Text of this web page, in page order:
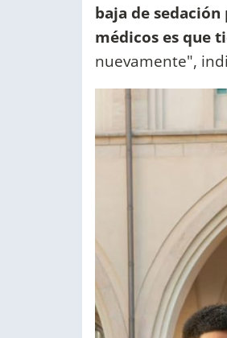
baja de
médicos es que
nuevamente",